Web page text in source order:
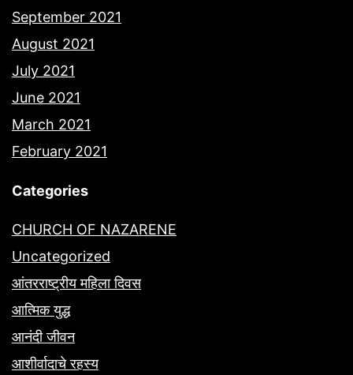
September 2021
August 2021
July 2021
June 2021
March 2021
February 2021
Categories
CHURCH OF NAZARENE
Uncategorized
आंतरराष्ट्रीय महिला दिवस
आत्मिक युद्ध
आनंदी जीवन
आशीर्वादाचे रहस्य